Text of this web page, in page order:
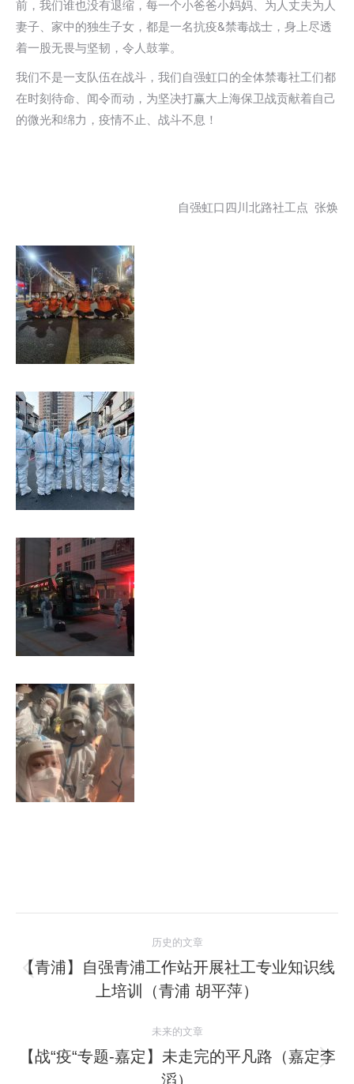
前，我们谁也没有退缩，每一个小爸爸小妈妈、为人丈夫为人
妻子、家中的独生子女，都是一名抗疫&禁毒战士，身上尽透
着一股无畏与坚韧，令人鼓掌。
我们不是一支队伍在战斗，我们自强虹口的全体禁毒社工们都
在时刻待命、闻令而动，为坚决打赢大上海保卫战贡献着自己
的微光和绵力，疫情不止、战斗不息！
自强虹口四川北路社工点 张焕
章
历史的文章
历
史
章：
【青浦】自强青浦工作站开展社工专业知识线
上培训（青浦 胡平萍）
未来的文章
未
【战“疫“专题-嘉定】未走完的平凡路（嘉定李
滔）